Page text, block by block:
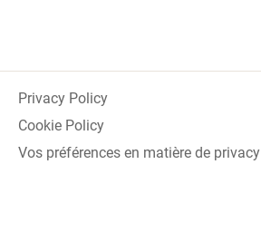
Privacy Policy
Cookie Policy
Vos préférences en matière de privacy